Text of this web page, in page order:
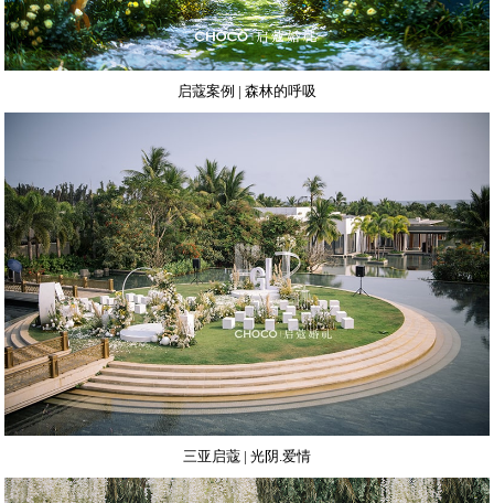
启蔻案例 | 森林的呼吸
三亚启蔻 | 光阴.爱情